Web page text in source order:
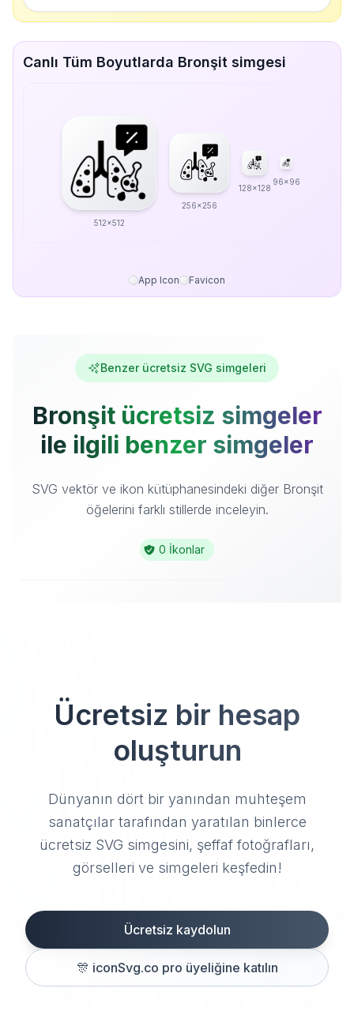
Canlı Tüm Boyutlarda Bronşit simgesi
512x512
256x256
128x128
96x96
App Icon Favicon
Benzer ücretsiz SVG simgeleri
Bronşit ücretsiz simgeler
ile ilgili benzer simgeler
SVG vektör ve ikon kütüphanesindeki diğer Bronşit
öğelerini farklı stillerde inceleyin.
0 İkonlar
Ücretsiz bir hesap
oluşturun
Dünyanın dört bir yanından muhteşem
sanatçılar tarafından yaratılan binlerce
ücretsiz SVG simgesini, şeffaf fotoğrafları,
görselleri ve simgeleri keşfedin!
Ücretsiz kaydolun
🎊 iconSvg.co pro üyeliğine katılın